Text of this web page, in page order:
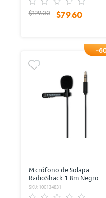
$199.00 $79.60
-
Micrófono de Solapa
RadioShack 1.8m Negro
SKU: 100134831